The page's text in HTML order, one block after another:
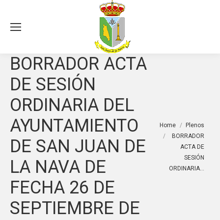
BORRADOR ACTA
DE SESIÓN
ORDINARIA DEL
AYUNTAMIENTO
DE SAN JUAN DE
LA NAVA DE
FECHA 26 DE
SEPTIEMBRE DE
You are here:
Home
Plenos
BORRADOR
ACTA DE
SESIÓN
ORDINARIA…